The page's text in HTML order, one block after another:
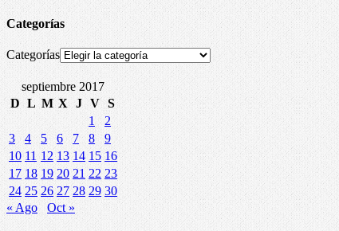
Categorías
Categorías
septiembre 2017
D L M X J V S
1
2
3
4 5 6 7 8
9
10 11 12 13 14 15 16
17 18 19 20 21 22 23
24 25 26 27 28 29 30
« Ago
Oct »